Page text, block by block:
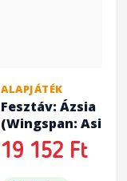
ALAPJÁTÉK
Fesztáv: Ázsia
(Wingspan: Asia)
19 152 Ft